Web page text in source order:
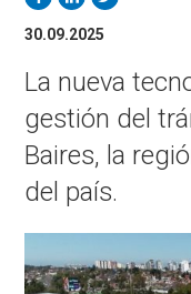
30.09.2025
La nueva
gestión del
Baires, la
del país.